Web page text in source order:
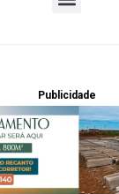
Publicidade